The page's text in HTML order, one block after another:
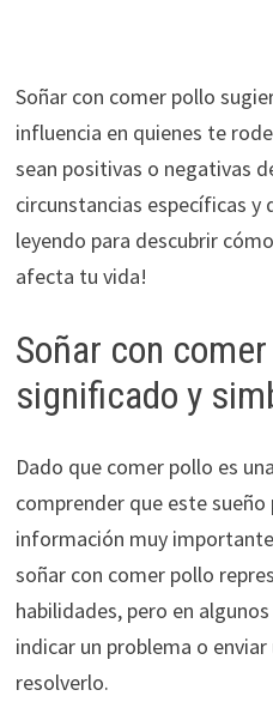
Soñar con comer pollo
influencia en quienes te
sean positivas o negativas
circunstancias específicas y
leyendo para descubrir
afecta tu vida!
Soñar con
significado y
Dado que comer pollo es
comprender que este
información muy
soñar con comer pollo
habilidades, pero en
indicar un problema o
resolverlo.